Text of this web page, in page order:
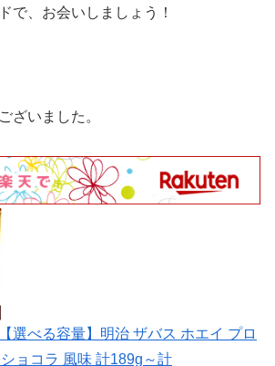
で、お会いしましょう！
ざいました。
選べる容量】明治 ザバス ホエイ プロ
ョコラ 風味 計189g～計